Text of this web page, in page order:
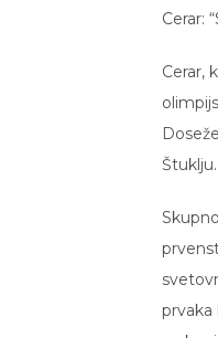
Cerar:
Cerar,
Štuklju.
prvaka